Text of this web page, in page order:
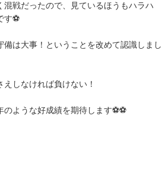
混戦だったので、見ているほうもハラハ
す⚽
備は大事！ということを改めて認識しまし
しなければ負けない！
ような好成績を期待します⚽⚽